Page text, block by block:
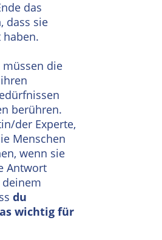
das
dass sie
haben.
die
berühren.
der Experte,
Menschen
wenn sie
Antwort
du
wichtig für